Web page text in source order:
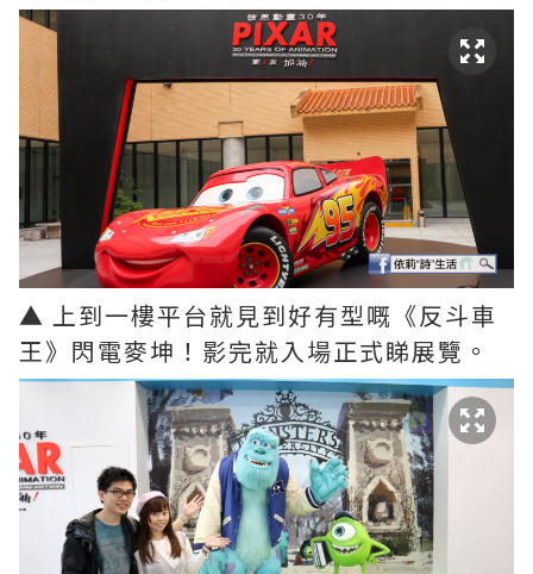
▲ 上到一樓平台就見到好有型嘅《反斗車
王》閃電麥坤！影完就入場正式睇展覽。